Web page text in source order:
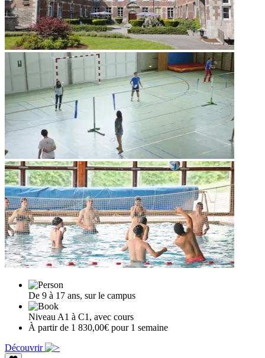
De 9 à 17 ans, sur le campus
Niveau A1 à C1, avec cours
À partir de 1 830,00€ pour 1 semaine
Découvrir